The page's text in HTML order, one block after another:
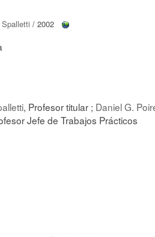
/ 2002
, Profesor titular ; Daniel G.
Jefe de Trabajos Prácticos